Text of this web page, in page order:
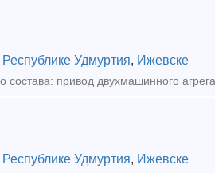
Республике Удмуртия, Ижевске
Республике Удмуртия, Ижевске